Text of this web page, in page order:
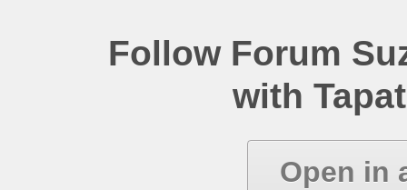
Follow Forum
with
Open in